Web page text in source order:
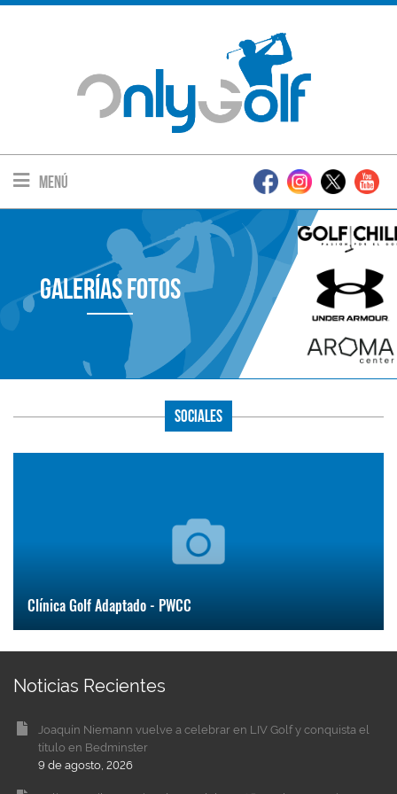
Menú
Galerías Fotos
Sociales
Clínica Golf Adaptado - PWCC
Noticias Recientes
Joaquín Niemann vuelve a celebrar en LIV Golf y conquista el
título en Bedminster
9 de agosto, 2026